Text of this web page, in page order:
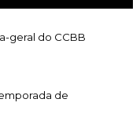
geral do CCBB
de